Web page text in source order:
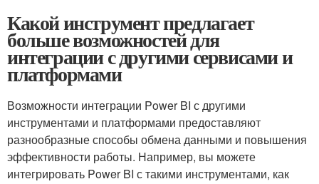
Какой инструмент предлагает
больше возможностей для
интеграции с другими сервисами и
платформами
Возможности интеграции Power BI с другими
инструментами и платформами предоставляют
разнообразные способы обмена данными и повышения
эффективности работы. Например, вы можете
интегрировать Power BI с такими инструментами, как